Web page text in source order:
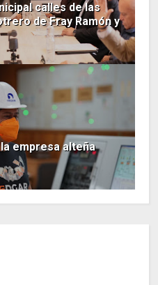
calles de las
de Fray Ramón y
empresa alteña